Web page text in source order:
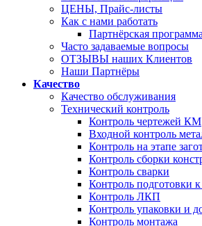
ЦЕНЫ, Прайс-листы
Как с нами работать
Партнёрская
Часто задаваемые вопросы
ОТЗЫВЫ наших Клиентов
Наши Партнёры
Качество
Качество обслуживания
Технический контроль
Контроль чертежей КМ
Входной контроль
Контроль на этапе
Контроль сборки
Контроль сварки
Контроль подготовки к
Контроль ЛКП
Контроль упаковки и
Контроль монтажа